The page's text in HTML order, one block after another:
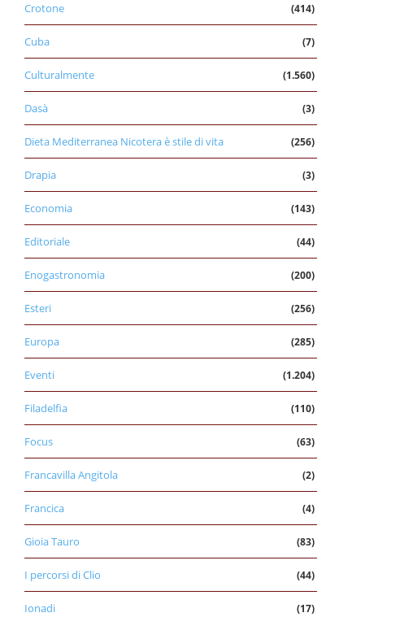
Crotone (414)
Cuba (7)
Culturalmente (1.560)
Dasà (3)
Dieta Mediterranea Nicotera è stile di vita (256)
Drapia (3)
Economia (143)
Editoriale (44)
Enogastronomia (200)
Esteri (256)
Europa (285)
Eventi (1.204)
Filadelfia (110)
Focus (63)
Francavilla Angitola (2)
Francica (4)
Gioia Tauro (83)
I percorsi di Clio (44)
Ionadi (17)